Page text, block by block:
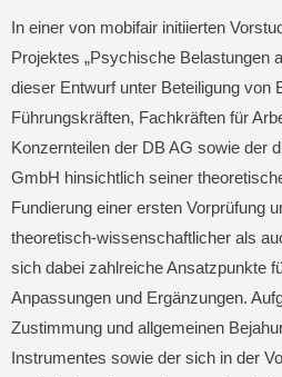
In einer von mobifair initiierten
Projektes „Psychische Belastungen
dieser Entwurf unter Beteiligung von
Führungskräften, Fachkräften für
Konzernteilen der DB AG sowie der
GmbH hinsichtlich seiner
Fundierung einer ersten Vorprüfung
theoretisch-wissenschaftlicher als
sich dabei zahlreiche Ansatzpunkte
Anpassungen und Ergänzungen.
Zustimmung und allgemeinen
Instrumentes sowie der sich in der